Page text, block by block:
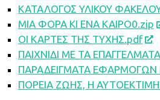
ΚΑΤΑΛΟΓΟΣ ΥΛΙΚΟΥ
ΜΙΑ ΦΟΡΑ ΚΙ ΕΝΑ ΚΑΙΡΟ0.zip
ΟΙ ΚΑΡΤΕΣ ΤΗΣ ΤΥΧΗΣ.pdf
ΠΑΙΧΝΙΔΙ ΜΕ ΤΑ
ΠΑΡΑΔΕΙΓΜΑΤΑ ΕΦΑΡΜΟΓΩΝ
ΠΟΡΕΙΑ ΖΩΗΣ, Η